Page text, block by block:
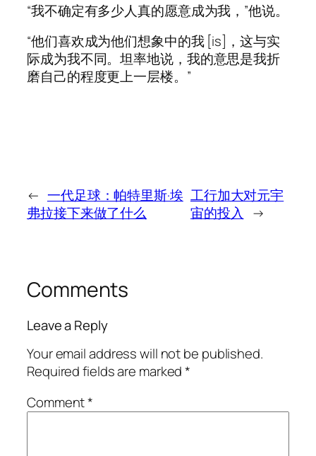
“我不确定有多少人真的愿意成为我，”他说。
“他们喜欢成为他们想象中的我 [is]，这与实
际成为我不同。坦率地说，我的意思是我折
磨自己的程度更上一层楼。”
← 一代足球：帕特里斯·埃
弗拉接下来做了什么
工行加大对元宇
宙的投入
→
Comments
Leave a Reply
Your email address will not be published.
Required fields are marked*
Comment*